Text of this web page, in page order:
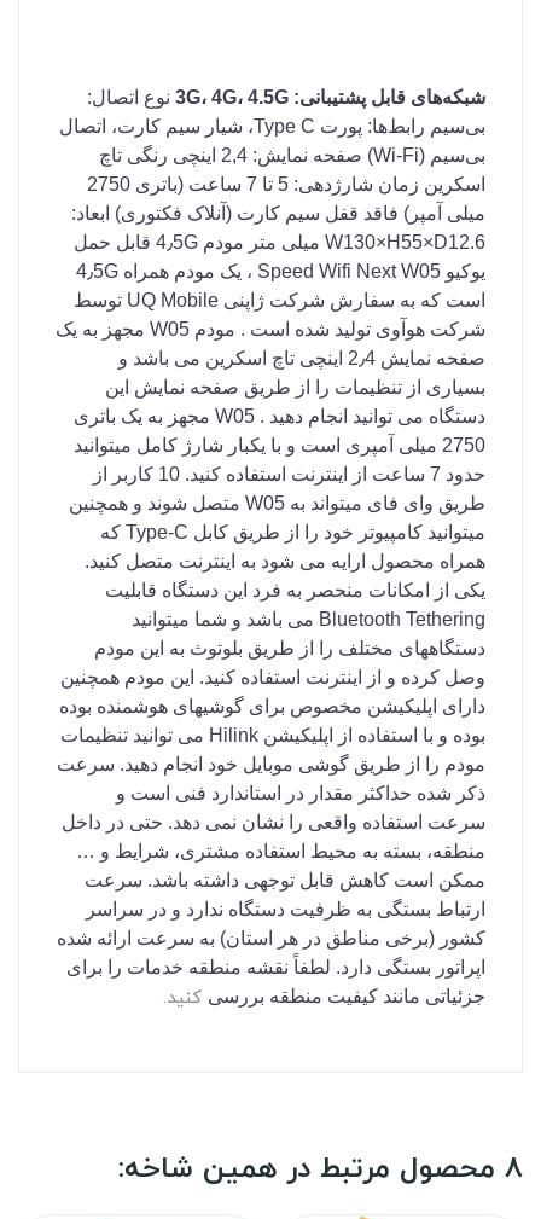
شبکه‌های قابل پشتیبانی: 3G، 4G، 4.5G
نوع اتصال:
بی‌سیم رابط‌ها: پورت Type C، شیار سیم کارت، اتصال
بی‌سیم (Wi-Fi) صفحه نمایش: 2,4 اینچی رنگی تاچ
اسکرین زمان شارژدهی: 5 تا 7 ساعت (باتری 2750
میلی آمپر) فاقد قفل سیم کارت (آنلاک فکتوری) ابعاد:
W130×H55×D12.6 میلی متر مودم 4٫5G قابل حمل
یوکیو Speed Wifi Next W05 ، یک مودم همراه 4٫5G
است که به سفارش شرکت ژاپنی UQ Mobile توسط
شرکت هوآوی تولید شده است . مودم W05 مجهز به یک
صفحه نمایش 2٫4 اینچی تاچ اسکرین می باشد و
بسیاری از تنظیمات را از طریق صفحه نمایش این
دستگاه می توانید انجام دهید . W05 مجهز به یک باتری
2750 میلی آمپری است و با یکبار شارژ کامل میتوانید
حدود 7 ساعت از اینترنت استفاده کنید. 10 کاربر از
طریق وای فای میتواند به W05 متصل شوند و همچنین
میتوانید کامپیوتر خود را از طریق کابل Type-C که
همراه محصول ارایه می شود به اینترنت متصل کنید.
یکی از امکانات منحصر به فرد این دستگاه قابلیت
Bluetooth Tethering می باشد و شما میتوانید
دستگاههای مختلف را از طریق بلوتوث به این مودم
وصل کرده و از اینترنت استفاده کنید. این مودم همچنین
دارای اپلیکیشن مخصوص برای گوشیهای هوشمنده بوده
بوده و با استفاده از اپلیکیشن Hilink می توانید تنظیمات
مودم را از طریق گوشی موبایل خود انجام دهید. سرعت
ذکر شده حداکثر مقدار در استاندارد فنی است و
سرعت استفاده واقعی را نشان نمی دهد. حتی در داخل
منطقه، بسته به محیط استفاده مشتری، شرایط و …
ممکن است کاهش قابل توجهی داشته باشد. سرعت
ارتباط بستگی به ظرفیت دستگاه ندارد و در سراسر
کشور (برخی مناطق در هر استان) به سرعت ارائه شده
اپراتور بستگی دارد. لطفاً نقشه منطقه خدمات را برای
جزئیاتی مانند کیفیت منطقه بررسی کنید.
8 محصول مرتبط در همین شاخه: